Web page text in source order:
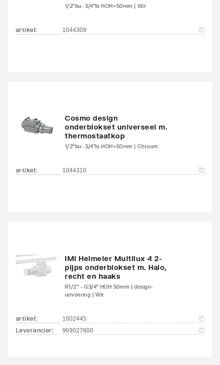
laboratorium
Standaard kleur Ja
Met bovenbekleding Ja
Aantal standaard
aansluitingen
1/2"bu- 3/4"bi HOH=50mm | Wit
artikel: 1044309
Cosmo design
onderblokset universeel m.
thermostaatkop
1/2"bu- 3/4"bi HOH=50mm | Chroom
artikel: 1044310
IMI Heimeier Multilux 4 2-
pijps onderblokset m. Halo,
recht en haaks
R1/2" - G3/4" HOH 50mm | design-
uitvoering | Wit
artikel: 1602445
Leverancier: 969027800